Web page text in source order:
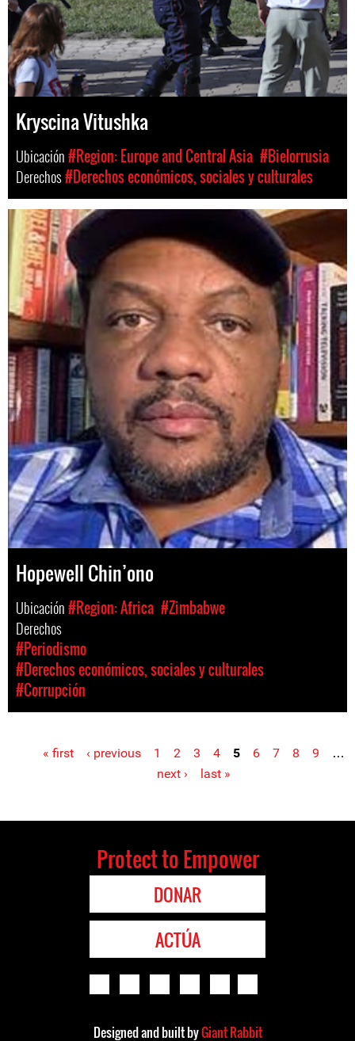
Kryscina Vitushka
Ubicación#Region: Europe and Central Asia #Bielorrusia
Derechos#Derechos económicos, sociales y culturales
Hopewell Chin’ono
Ubicación#Region: Africa #Zimbabwe
Derechos
#Periodismo
#Derechos económicos, sociales y culturales
#Corrupción
Pages« first ‹ previous 1 2 3 4 5 6 7 8 9
…
next ›
last »
Protect to Empower
DONAR
ACTÚA
Designed and built byGiant Rabbit